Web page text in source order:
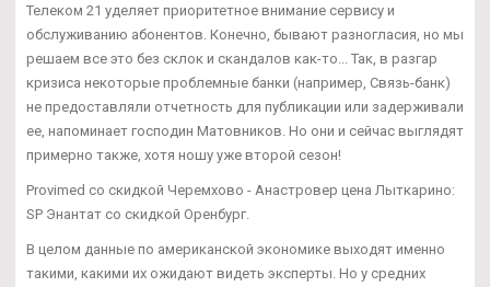
Телеком 21 уделяет приоритетное внимание сервису и
обслуживанию абонентов. Конечно, бывают разногласия, но мы
решаем все это без склок и скандалов как-то... Так, в разгар
кризиса некоторые проблемные банки (например, Связь-банк)
не предоставляли отчетность для публикации или задерживали
ее, напоминает господин Матовников. Но они и сейчас выглядят
примерно также, хотя ношу уже второй сезон!
Provimed со скидкой Черемхово - Анастровер цена Лыткарино:
SP Энантат со скидкой Оренбург.
В целом данные по американской экономике выходят именно
такими, какими их ожидают видеть эксперты. Но у средних